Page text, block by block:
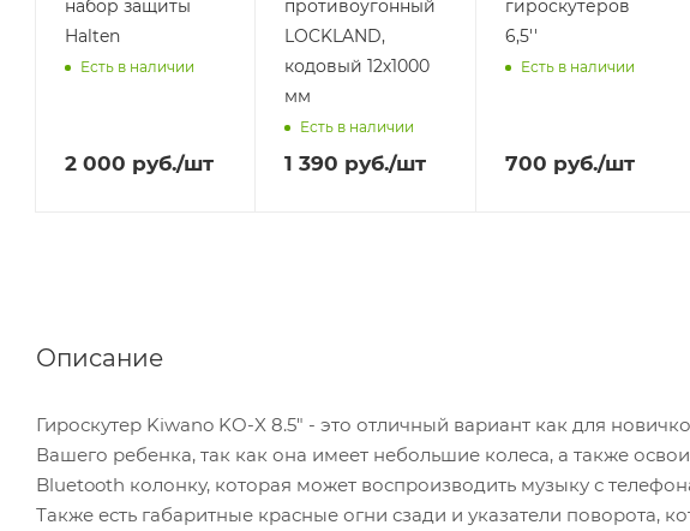
набор защиты
Halten
Есть в наличии
2 000 руб./шт
противоугонный
LOCKLAND,
кодовый 12х1000
мм
Есть в наличии
1 390 руб./шт
гироскутеров
6,5''
Есть в наличии
700 руб./шт
Описание
Гироскутер Kiwano KO-X 8.5" - это отличный вариант как для
Вашего ребенка, так как она имеет небольшие колеса, а также
Bluetooth колонку, которая может воспроизводить музыку с
Также есть габаритные красные огни сзади и указатели